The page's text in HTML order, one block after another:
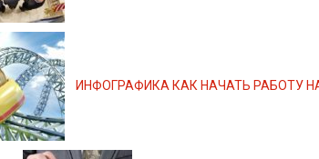
ИНФОГРАФИКА КАК НАЧАТЬ РАБОТУ